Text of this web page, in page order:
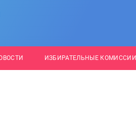
ИЗБИРАТЕЛЬНЫЕ КОМИССИИ